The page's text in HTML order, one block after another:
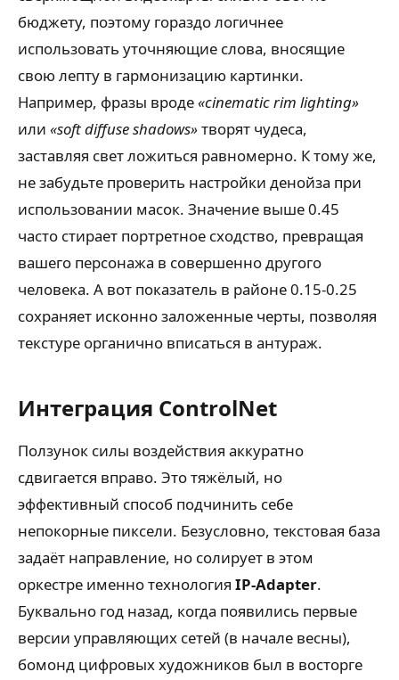
бюджету, поэтому гораздо логичнее
использовать уточняющие слова, вносящие
свою лепту в гармонизацию картинки.
Например, фразы вроде«cinematic rim lighting»
или «soft diffuse shadows»творят чудеса,
заставляя свет ложиться равномерно. К тому же,
не забудьте проверить настройки денойза при
использовании масок. Значение выше 0.45
часто стирает портретное сходство, превращая
вашего персонажа в совершенно другого
человека. А вот показатель в районе 0.15-0.25
сохраняет исконно заложенные черты, позволяя
текстуре органично вписаться в антураж.
Интеграция ControlNet
Ползунок силы воздействия аккуратно
сдвигается вправо. Это тяжёлый, но
эффективный способ подчинить себе
непокорные пиксели. Безусловно, текстовая база
задаёт направление, но солирует в этом
оркестре именно технология IP-Adapter.
Буквально год назад, когда появились первые
версии управляющих сетей (в начале весны),
бомонд цифровых художников был в восторге